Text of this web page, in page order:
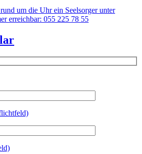
um die Uhr ein Seelsorger unter
erreichbar: 055 225 78 55